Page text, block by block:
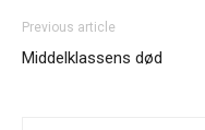
Previous article
Middelklassens død